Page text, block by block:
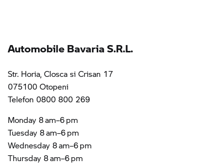
Automobile Bavaria S.R.L.
Str. Horia, Closca si Crisan 17
075100 Otopeni
Telefon 0800 800 269
Monday 8 am–6 pm
Tuesday 8 am–6 pm
Wednesday 8 am–6 pm
Thursday 8 am–6 pm